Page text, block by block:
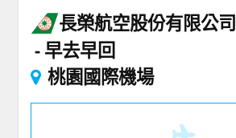
長榮航空股份有限公司
早去早回
桃園國際機場